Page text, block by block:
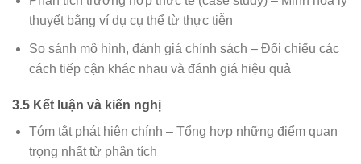
thuyết bằng ví dụ cụ thể từ thực tiễn
So sánh mô hình, đánh giá chính sách – Đối chiếu các
cách tiếp cận khác nhau và đánh giá hiệu quả
3.5 Kết luận và kiến nghị
Tóm tắt phát hiện chính – Tổng hợp những điểm quan
trọng nhất từ phân tích